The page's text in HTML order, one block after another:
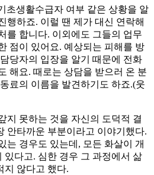
초생활수급자 여부 같은 상황을 알
행하죠. 이럴 땐 제가 대신 연락해
를 합니다. 이외에도 그들의 업무
점이 있어요. 예상되는 피해를 방
당자의 입장을 알기 때문에 전화
해요. 때로는 상담을 받으러 온 분
료의 이름을 발견하기도 하죠.(웃
지 못하는 것을 자신의 도덕적 결
안타까운 부분이라고 이야기했다.
는 경우도 있는데, 모든 화살이 개
있다고. 심한 경우 그 과정에서 삶
지 않다고 했다.